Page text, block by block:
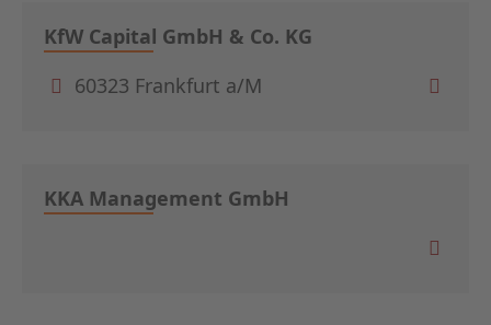
KfW Capital GmbH & Co. KG
60323 Frankfurt a/M
KKA Management GmbH